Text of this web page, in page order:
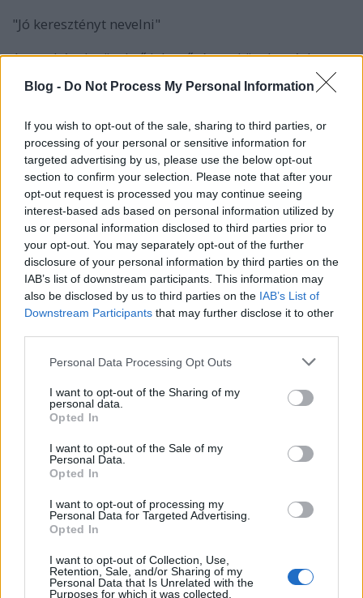
Blog - Do Not Process My Personal Information
If you wish to opt-out of the sale, sharing to third parties, or
processing of your personal or sensitive information for
targeted advertising by us, please use the below opt-out
section to confirm your selection. Please note that after your
opt-out request is processed you may continue seeing
interest-based ads based on personal information utilized by
us or personal information disclosed to third parties prior to
your opt-out. You may separately opt-out of the further
disclosure of your personal information by third parties on the
IAB’s list of downstream participants. This information may
also be disclosed by us to third parties on the IAB’s List of
Downstream Participants that may further disclose it to other
Please note that this website/app uses one or more Google
not limited to your visit or usage behaviour. You may click to
grant or deny consent to Google and its third-party tags to
use your data for below specified purposes in below Google
consent section.
Personal Data Processing Opt Outs
I want to opt-out of the Sharing of my
personal data.
Opted In
I want to opt-out of the Sale of my
Personal Data.
Opted In
I want to opt-out of processing my
Personal Data for Targeted Advertising.
Opted In
I want to opt-out of Collection, Use,
Retention, Sale, and/or Sharing of my
Personal Data that Is Unrelated with the
Purposes for which it was collected.
"Jó keresztényt nevelni"
Az egyházak növekvő jelentősége a közoktatásban
részben ugyanis annak köszönhető, hogy egyre több
kistelepülésen valamelyik egyház átveszi a település
továbbiakban érdemleges választási lehetőséget a
szülőknek, gyerekeknek. Ilyenkor tehát nem a kínálat
bővül. Ellenkezőleg: az egyetlen lehetőség vész el,
hogy a szülő lakhelye közvetlen közelében
világnézetileg semleges iskolába járassa a gyerekét.
Számos szülő találja tehát magát Rozi helyzetében: a
gyerek hiába jár ugyanoda, mint egy éve; az iskola
már nem állami, hanem egyházi lett, annak minden
következményével együtt.
A kormányzat egyértelműen támogatja ezt.
Miközben köztudomású az állami közoktatás
alulfinanszírozottsága, az EMMI egy hónapjatöbb,
mint 54 milliárd forintot különített el
az egyházi
miniszter pedig nem hagyott kétséget a
világnézetileg semleges oktatást felszámoló szándék
keresztényt" nevelnia tanulókból. A miniszter szerint
tévedés, hogy az oktatásnak világnézetileg
semlegesnek kell lennie. Szerinte a Rozihoz hasonló
helyzetbe kerülő szülőknek és tanulóknak tűrniük
kell. Szerencsére az Alkotmánybíróság egy 1993-es
határozata szerint a miniszter téved: a világnézetileg
semleges oktatás lehetséges, és az államnak ezt
mindenki számára biztosítania kell.